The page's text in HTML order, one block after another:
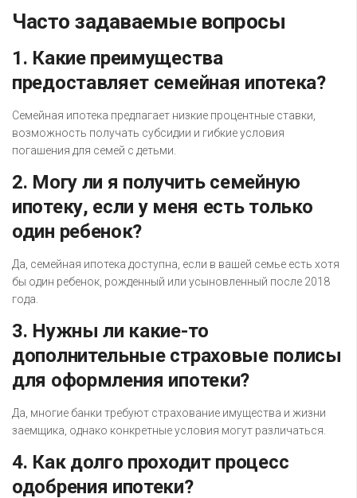
Часто задаваемые вопросы
1. Какие преимущества
предоставляет семейная ипотека?
Семейная ипотека предлагает низкие процентные ставки,
возможность получать субсидии и гибкие условия
погашения для семей с детьми.
2. Могу ли я получить семейную
ипотеку, если у меня есть только
один ребенок?
Да, семейная ипотека доступна, если в вашей семье есть хотя
бы один ребенок, рожденный или усыновленный после 2018
года.
3. Нужны ли какие-то
дополнительные страховые полисы
для оформления ипотеки?
Да, многие банки требуют страхование имущества и жизни
заемщика, однако конкретные условия могут различаться.
4. Как долго проходит процесс
одобрения ипотеки?